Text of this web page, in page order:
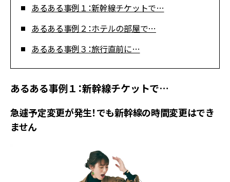
あるある事例１：新幹線チケットで…
あるある事例２：ホテルの部屋で…
あるある事例３：旅行直前に…
あるある事例１：新幹線チケットで…
急遽予定変更が発生！でも新幹線の時間変更はでき
ません